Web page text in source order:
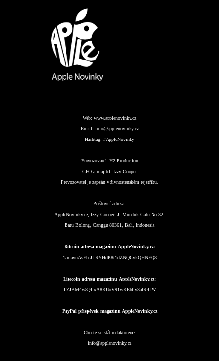
Web: www.applenovinky.cz
Email: info@applenovinky.cz
Hashtag: #AppleNovinky
Provozovatel: H2 Production
CEO a majitel: Izzy Cooper
Provozovatel je zapsán v živnostenském rejstříku.
Poštovní adresa:
AppleNovinky.cz, Izzy Cooper, Jl Munduk Catu No.32,
Batu Bolong, Canggu 80361, Bali, Indonesia
Bitcoin adresa magazínu AppleNovinky.cz:
1JmavnAsEbeJLRYHdB8t1dZNQCykQHNEQ8
Litecoin adresa magazínu AppleNovinky.cz:
LZJBM4w8g4jxA8KUoV91wKEbfjy3afR4LW
PayPal příspěvek magazínu AppleNovinky.cz
Chcete se stát redaktorem?
info@applenovinky.cz